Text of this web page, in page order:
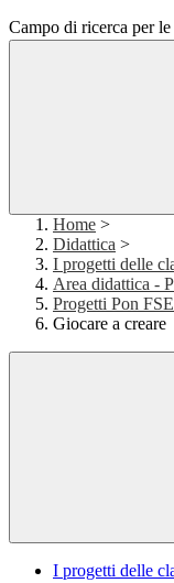
Campo di ricerca per
Home >
Didattica >
I progetti delle
Area didattica -
Progetti Pon
Giocare a creare
I progetti delle